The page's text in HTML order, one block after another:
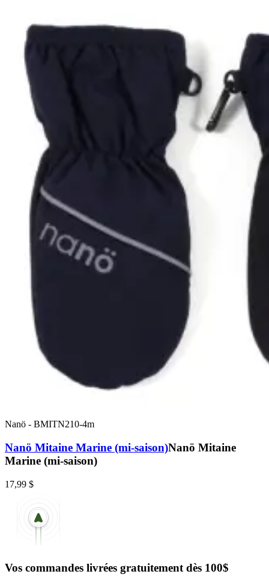
Nanö - BMITN210-4m
Nanö Mitaine Marine (mi-saison)Nanö Mitaine
Marine (mi-saison)
17,99 $
Vos commandes livrées gratuitement dès 100$